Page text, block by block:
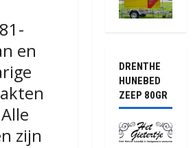
en
zijn
DRENTHE
HUNEBED
ZEEP 80GR